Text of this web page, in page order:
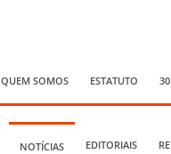
QUEM SOMOS ESTATUTO
NOTÍCIAS EDITORIAIS